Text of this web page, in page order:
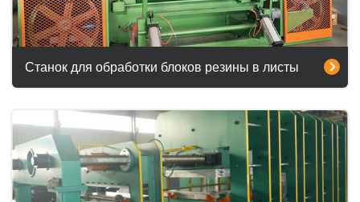
Станок для обработки блоков резины в листы